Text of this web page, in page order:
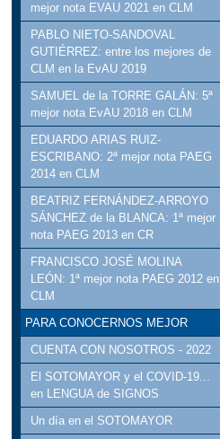
mejor nota EVAU 2021 en CLM
PABLO NIETO-SANDOVAL
GUTIÉRREZ: entre los mejores de
CLM en la EvAU 2019
SAMUEL de la TORRE GALÁN: 5ª
mejor nota EvAU 2018 en CLM
EDUARDO ARIAS RUIZ-
ESCRIBANO: 2ª mejor nota PAEG
2014 en CLM
BEATRIZ FERNÁNDEZ-ARROYO
SÁNCHEZ de la BLANCA: 1ª mejor
nota PAEG 2013 en CR
FRANCISCO JOSÉ MOLINA
LEÓN: 1ª mejor nota PAEG 2012 en
CLM
PARA CONOCERNOS MEJOR
CUENTA CON NOSOTROS - 2022
El SOTOMAYOR y el COVID-19...
en LENGUA de SIGNOS
Un día en el SOTOMAYOR